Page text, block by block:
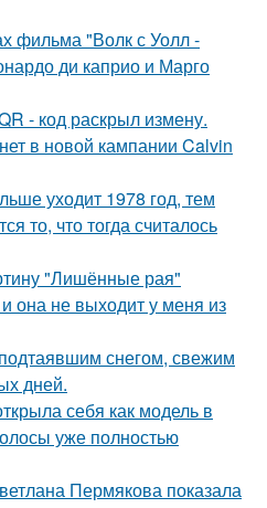
фильма "Волк с Уолл -
ди каприо и Марго
- код раскрыл измену.
в новой кампании Calvin
уходит 1978 год, тем
то, что тогда считалось
"Лишённые рая"
она не выходит у меня из
снегом, свежим
дней.
себя как модель в
уже полностью
Пермякова показала